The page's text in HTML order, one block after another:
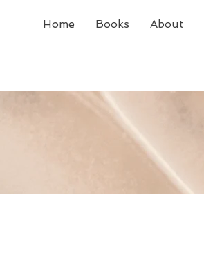
Home Books About